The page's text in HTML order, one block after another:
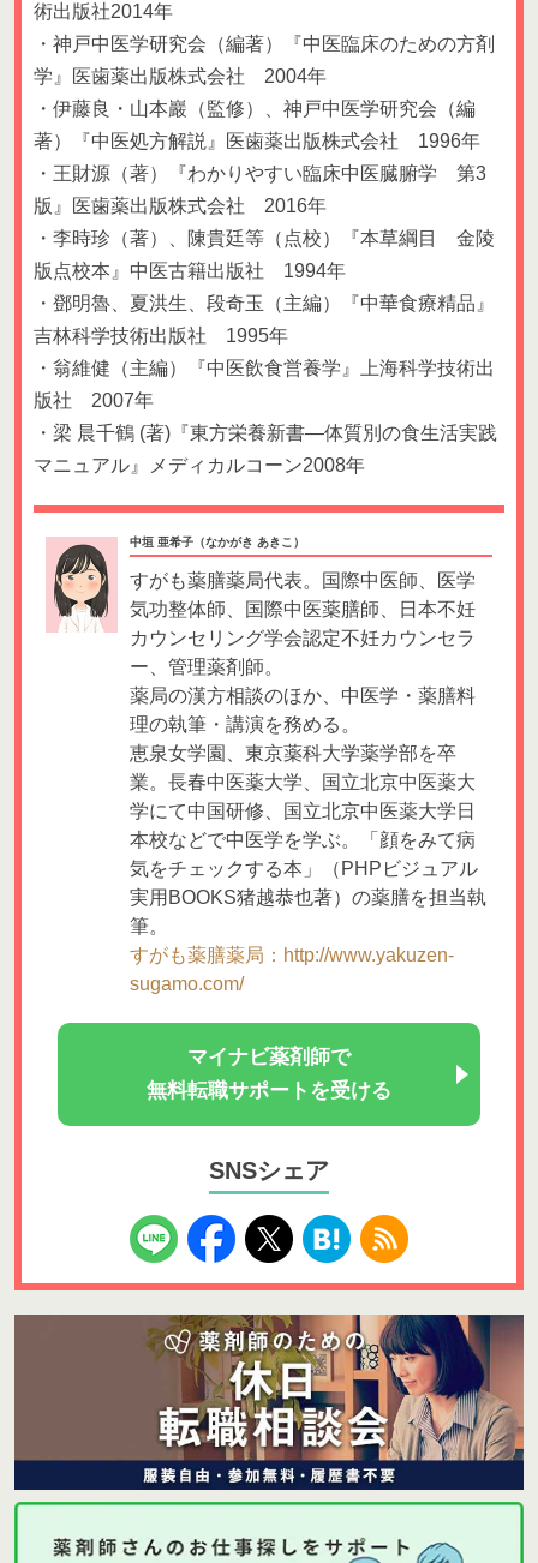
術出版社2014年
・神戸中医学研究会（編著）『中医臨床のための方剤
学』医歯薬出版株式会社 2004年
・伊藤良・山本巖（監修）、神戸中医学研究会（編
著）『中医処方解説』医歯薬出版株式会社 1996年
・王財源（著）『わかりやすい臨床中医臓腑学 第3
版』医歯薬出版株式会社 2016年
・李時珍（著）、陳貴廷等（点校）『本草綱目 金陵
版点校本』中医古籍出版社 1994年
・鄧明魯、夏洪生、段奇玉（主編）『中華食療精品』
吉林科学技術出版社 1995年
・翁維健（主編）『中医飲食営養学』上海科学技術出
版社 2007年
・梁 晨千鶴 (著)『東方栄養新書―体質別の食生活実践
マニュアル』メディカルコーン2008年
中垣 亜希子（なかがき あきこ）
すがも薬膳薬局代表。国際中医師、医学
気功整体師、国際中医薬膳師、日本不妊
カウンセリング学会認定不妊カウンセラ
ー、管理薬剤師。
薬局の漢方相談のほか、中医学・薬膳料
理の執筆・講演を務める。
恵泉女学園、東京薬科大学薬学部を卒
業。長春中医薬大学、国立北京中医薬大
学にて中国研修、国立北京中医薬大学日
本校などで中医学を学ぶ。「顔をみて病
気をチェックする本」（PHPビジュアル
実用BOOKS猪越恭也著）の薬膳を担当執
筆。
すがも薬膳薬局：http://www.yakuzen-
sugamo.com/
マイナビ薬剤師で
無料転職サポートを受ける
SNSシェア